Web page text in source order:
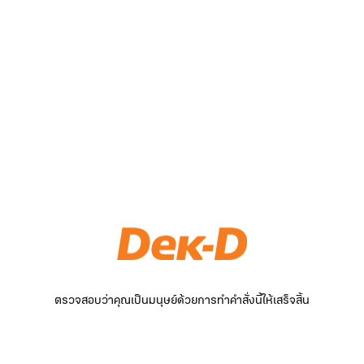
ตรวจสอบว่าคุณเป็นมนุษย์ด้วยการทำคำสั่งนี้ให้เสร็จสิ้น